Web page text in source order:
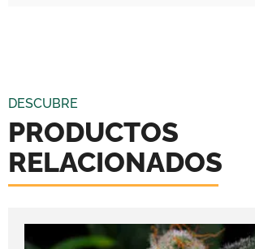
DESCUBRE
PRODUCTOS
RELACIONADOS